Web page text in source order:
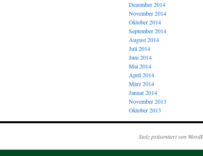
Dezember 2014
November 2014
Oktober 2014
September 2014
August 2014
Juli 2014
Juni 2014
Mai 2014
April 2014
März 2014
Januar 2014
November 2013
Oktober 2013
Stolz präsentiert von